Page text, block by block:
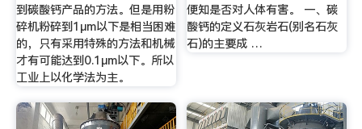
到碳酸钙产品的方法。但是用粉
碎机粉碎到1μm以下是相当困难
的，只有采用特殊的方法和机械
才有可能达到0.1μm以下。所以
工业上以化学法为主。
便知是否对人体有害。 一、碳
酸钙的定义石灰岩石(别名石灰
石)的主要成 …